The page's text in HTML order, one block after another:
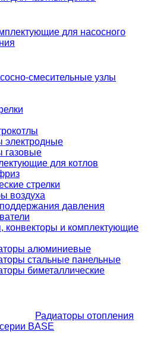
для насосного
смесительные узлы
электродные
газовые
для котлов
стрелки
воздуха
давления
конвекторы и комплектующие
алюминиевые
стальные панельные
биметаллические
Радиаторы отопления
серии BASE